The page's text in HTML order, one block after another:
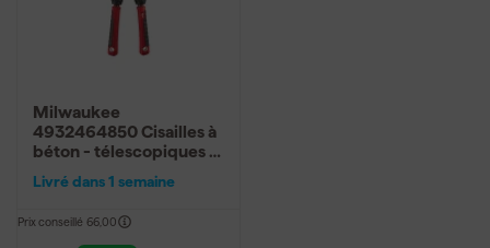
Milwaukee
4932464850 Cisailles à
béton - télescopiques -
Livré dans 1 semaine
Prix conseillé 66,00